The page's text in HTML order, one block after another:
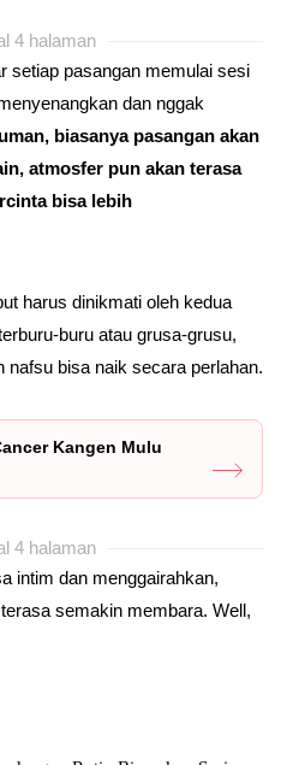
4 halaman
setiap pasangan memulai sesi
dan nggak
biasanya pasangan akan
atmosfer pun akan terasa
bisa lebih
harus dinikmati oleh kedua
buru atau grusa-grusu,
nafsu bisa naik secara perlahan.
Kangen Mulu
4 halaman
intim dan menggairahkan,
semakin membara. Well,